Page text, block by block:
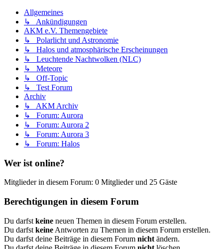
Allgemeines
↳ Ankündigungen
AKM e.V. Themengebiete
↳ Polarlicht und Astronomie
↳ Halos und atmosphärische Erscheinungen
↳ Leuchtende Nachtwolken (NLC)
↳ Meteore
↳ Off-Topic
↳ Test Forum
Archiv
↳ AKM Archiv
↳ Forum: Aurora
↳ Forum: Aurora 2
↳ Forum: Aurora 3
↳ Forum: Halos
Wer ist online?
Mitglieder in diesem Forum: 0 Mitglieder und 25 Gäste
Berechtigungen in diesem Forum
Du darfst keine neuen Themen in diesem Forum erstellen.
Du darfst keine Antworten zu Themen in diesem Forum erstellen.
Du darfst deine Beiträge in diesem Forum nicht ändern.